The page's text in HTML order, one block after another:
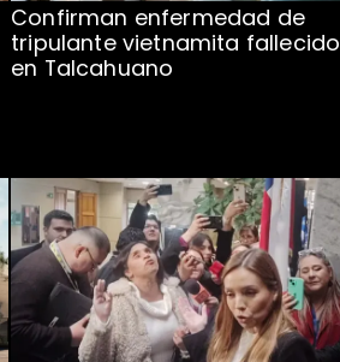
Confirman enfermedad de
tripulante vietnamita fallecido
en Talcahuano